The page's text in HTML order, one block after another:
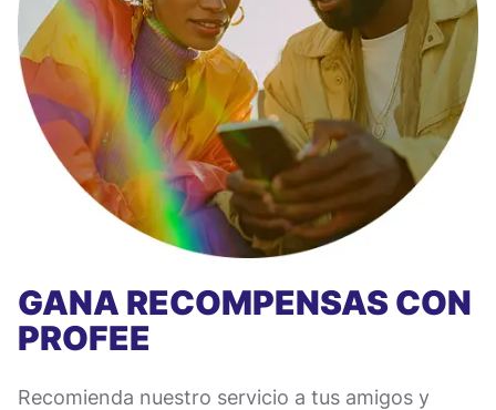
GANA RECOMPENSAS CON
PROFEE
Recomienda nuestro servicio a tus amigos y